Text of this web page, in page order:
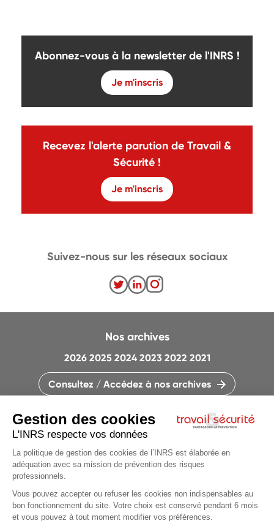
Articles du
Abonnez-vous à la newsletter de l'INRS !
Je m'inscris
Recevez l'alerte parution de Travail &
Sécurité !
Je m'inscris
CONTACTEZ LA RÉDACTION
QUI SOMMES-NOUS ?
PLAN DU SITE
PARAMÈTRES DES COOKIES
Nos archives
2026 2025 2024 2023 2022 2021
Consultez / Accédez à nos archives
Suivez-nous sur les réseaux sociaux